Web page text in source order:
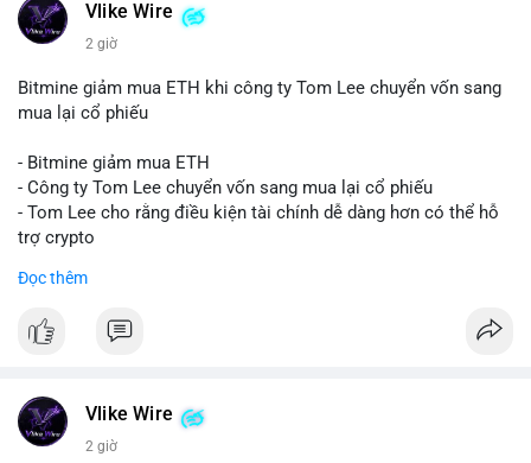
Vlike Wire
2 giờ
Bitmine giảm mua ETH khi công ty Tom Lee chuyển vốn sang
mua lại cổ phiếu
- Bitmine giảm mua ETH
- Công ty Tom Lee chuyển vốn sang mua lại cổ phiếu
- Tom Lee cho rằng điều kiện tài chính dễ dàng hơn có thể hỗ
trợ crypto
nghỉ tháng 8
#binancesquare
#vlikevn #titanbot
Đọc thêm
Vlike Wire
2 giờ